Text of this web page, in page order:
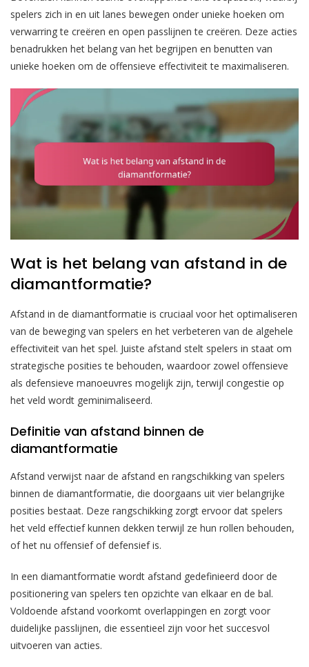
spelers zich in en uit lanes bewegen onder unieke hoeken om
verwarring te creëren en open passlijnen te creëren. Deze acties
benadrukken het belang van het begrijpen en benutten van
unieke hoeken om de offensieve effectiviteit te maximaliseren.
Wat is het belang van afstand in de
diamantformatie?
Afstand in de diamantformatie is cruciaal voor het optimaliseren
van de beweging van spelers en het verbeteren van de algehele
effectiviteit van het spel. Juiste afstand stelt spelers in staat om
strategische posities te behouden, waardoor zowel offensieve
als defensieve manoeuvres mogelijk zijn, terwijl congestie op
het veld wordt geminimaliseerd.
Definitie van afstand binnen de
diamantformatie
Afstand verwijst naar de afstand en rangschikking van spelers
binnen de diamantformatie, die doorgaans uit vier belangrijke
posities bestaat. Deze rangschikking zorgt ervoor dat spelers
het veld effectief kunnen dekken terwijl ze hun rollen behouden,
of het nu offensief of defensief is.
In een diamantformatie wordt afstand gedefinieerd door de
positionering van spelers ten opzichte van elkaar en de bal.
Voldoende afstand voorkomt overlappingen en zorgt voor
duidelijke passlijnen, die essentieel zijn voor het succesvol
uitvoeren van acties.